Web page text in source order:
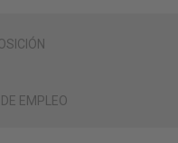
EMPLEO